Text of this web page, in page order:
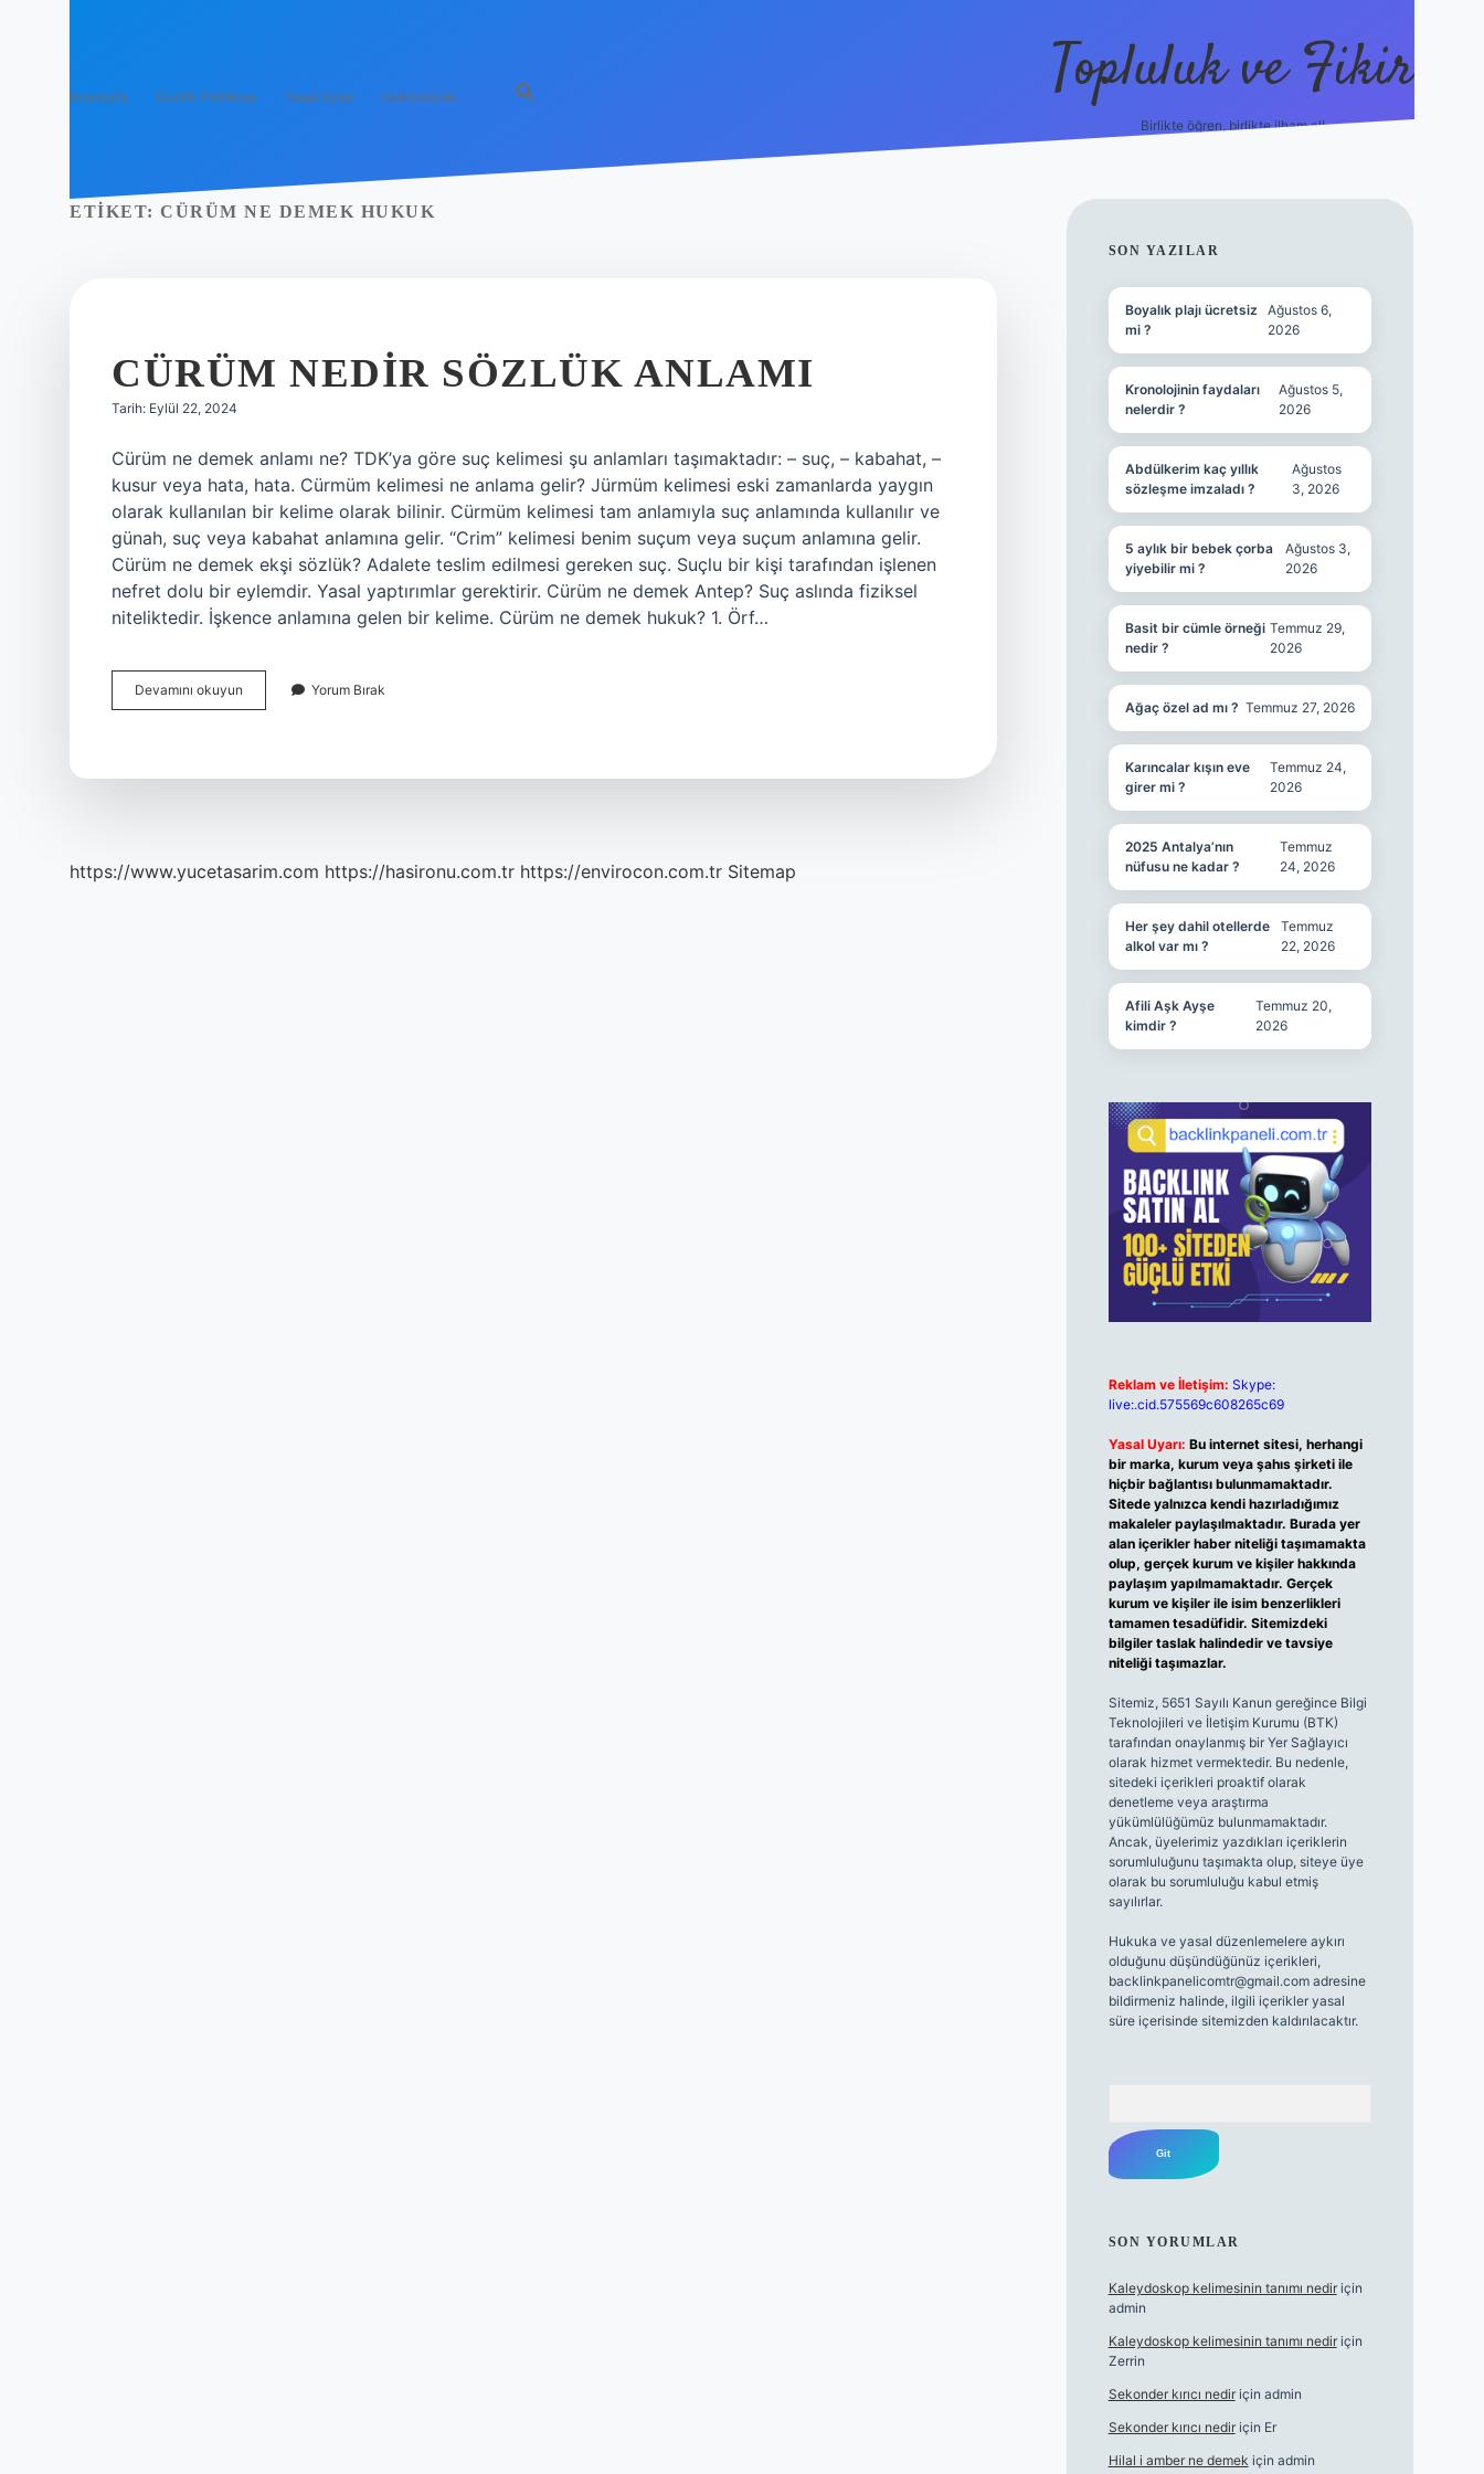
Anasayfa Gizlilik Politikası Yasal Uyarı Hakkımızda Topluluk ve Fikir
Birlikte öğren, birlikte ilham al!
ETIKET: CÜRÜM NE DEMEK HUKUK
CÜRÜM NEDIR SÖZLÜK ANLAMI
Tarih: Eylül 22, 2024
Cürüm ne demek anlamı ne? TDK’ya göre suç kelimesi şu anlamları taşımaktadır: – suç, – kabahat, –
kusur veya hata, hata. Cürmüm kelimesi ne anlama gelir? Jürmüm kelimesi eski zamanlarda yaygın
olarak kullanılan bir kelime olarak bilinir. Cürmüm kelimesi tam anlamıyla suç anlamında kullanılır ve
günah, suç veya kabahat anlamına gelir. “Crim” kelimesi benim suçum veya suçum anlamına gelir.
Cürüm ne demek ekşi sözlük? Adalete teslim edilmesi gereken suç. Suçlu bir kişi tarafından işlenen
nefret dolu bir eylemdir. Yasal yaptırımlar gerektirir. Cürüm ne demek Antep? Suç aslında fiziksel
niteliktedir. İşkence anlamına gelen bir kelime. Cürüm ne demek hukuk? 1. Örf…
Devamını okuyun
Nedir
Yorum Bırak
https://www.yucetasarim.com https://hasironu.com.tr https://envirocon.com.tr Sitemap
SIDEBAR
SON YAZILAR
Boyalık plajı ücretsiz
mi ?
Ağustos 6,
2026
Kronolojinin faydaları
nelerdir ?
Ağustos 5,
2026
Abdülkerim kaç yıllık
sözleşme imzaladı ?
Ağustos
3, 2026
5 aylık bir bebek çorba
yiyebilir mi ?
Ağustos 3,
2026
Basit bir cümle örneği
nedir ?
Temmuz 29,
2026
Ağaç özel ad mı ? Temmuz 27, 2026
Karıncalar kışın eve
girer mi ?
Temmuz 24,
2026
2025 Antalya’nın
nüfusu ne kadar ?
Temmuz
24, 2026
Her şey dahil otellerde
alkol var mı ?
Temmuz
22, 2026
Afili Aşk Ayşe
kimdir ?
Temmuz 20,
2026
Reklam ve İletişim: Skype:
live:.cid.575569c608265c69
Yasal Uyarı: Bu internet sitesi, herhangi
bir marka, kurum veya şahıs şirketi ile
hiçbir bağlantısı bulunmamaktadır.
Sitede yalnızca kendi hazırladığımız
makaleler paylaşılmaktadır. Burada yer
alan içerikler haber niteliği taşımamakta
olup, gerçek kurum ve kişiler hakkında
paylaşım yapılmamaktadır. Gerçek
kurum ve kişiler ile isim benzerlikleri
tamamen tesadüfidir. Sitemizdeki
bilgiler taslak halindedir ve tavsiye
niteliği taşımazlar.
Sitemiz, 5651 Sayılı Kanun gereğince Bilgi
Teknolojileri ve İletişim Kurumu (BTK)
tarafından onaylanmış bir Yer Sağlayıcı
olarak hizmet vermektedir. Bu nedenle,
sitedeki içerikleri proaktif olarak
denetleme veya araştırma
yükümlülüğümüz bulunmamaktadır.
Ancak, üyelerimiz yazdıkları içeriklerin
sorumluluğunu taşımakta olup, siteye üye
olarak bu sorumluluğu kabul etmiş
sayılırlar.
Hukuka ve yasal düzenlemelere aykırı
olduğunu düşündüğünüz içerikleri,
backlinkpanelicomtr@gmail.comadresine
bildirmeniz halinde, ilgili içerikler yasal
süre içerisinde sitemizden kaldırılacaktır.
SON YORUMLAR
Kaleydoskop kelimesinin tanımı nediriçin
admin
Kaleydoskop kelimesinin tanımı nediriçin
Zerrin
Sekonder kırıcı nediriçin admin
Sekonder kırıcı nediriçin Er
Hilal i amber ne demek için admin
grandoperabet